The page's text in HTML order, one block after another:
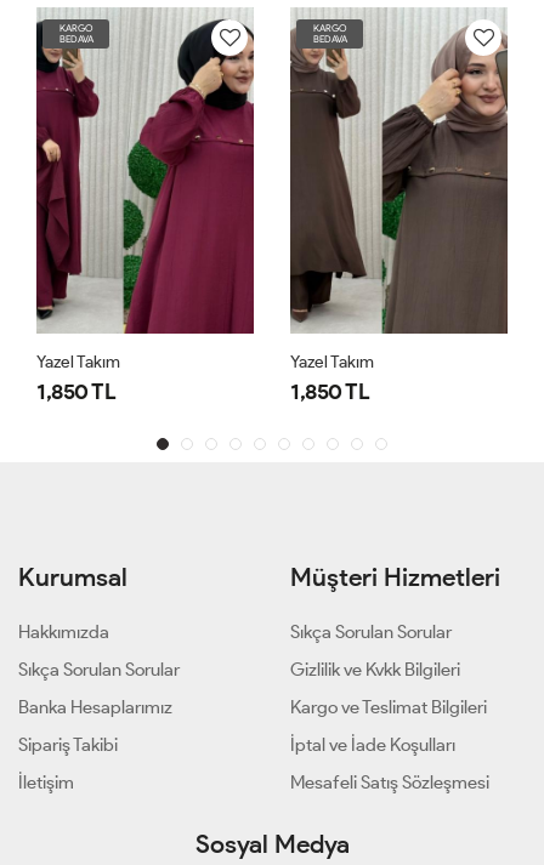
KARGO
BEDAVA
Yazel Takım
1,850 TL
KARGO
BEDAVA
Yazel Takım
1,850 TL
Kurumsal
Hakkımızda
Sıkça Sorulan Sorular
Banka Hesaplarımız
Sipariş Takibi
İletişim
Müşteri Hizmetleri
Sıkça Sorulan Sorular
Gizlilik ve Kvkk Bilgileri
Kargo ve Teslimat Bilgileri
İptal ve İade Koşulları
Mesafeli Satış Sözleşmesi
Sosyal Medya